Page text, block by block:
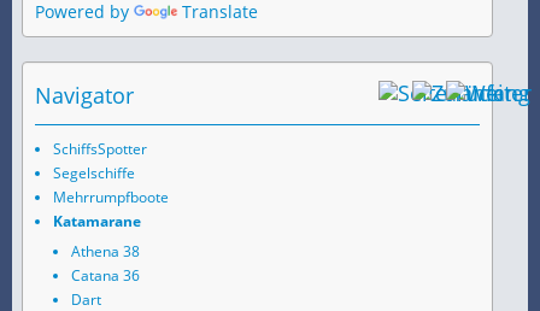
Powered by Translate
Navigator
SchiffsSpotter
Segelschiffe
Mehrrumpfboote
Katamarane
Athena 38
Catana 36
Dart